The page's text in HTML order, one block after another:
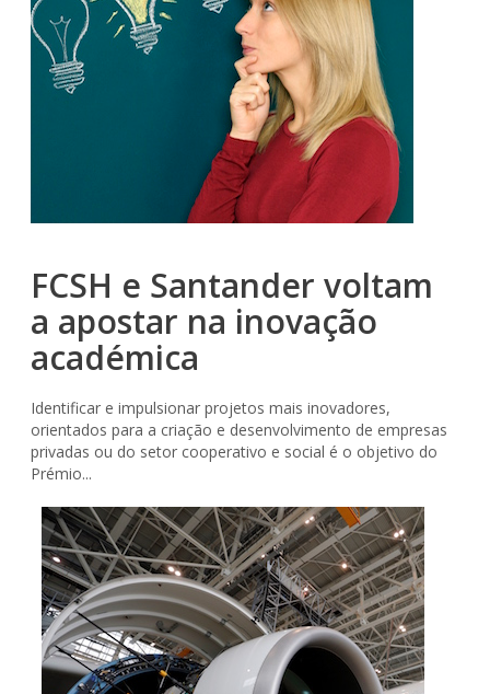
FCSH e Santander voltam
a apostar na inovação
académica
Identificar e impulsionar projetos mais inovadores,
orientados para a criação e desenvolvimento de empresas
privadas ou do setor cooperativo e social é o objetivo do
Prémio...